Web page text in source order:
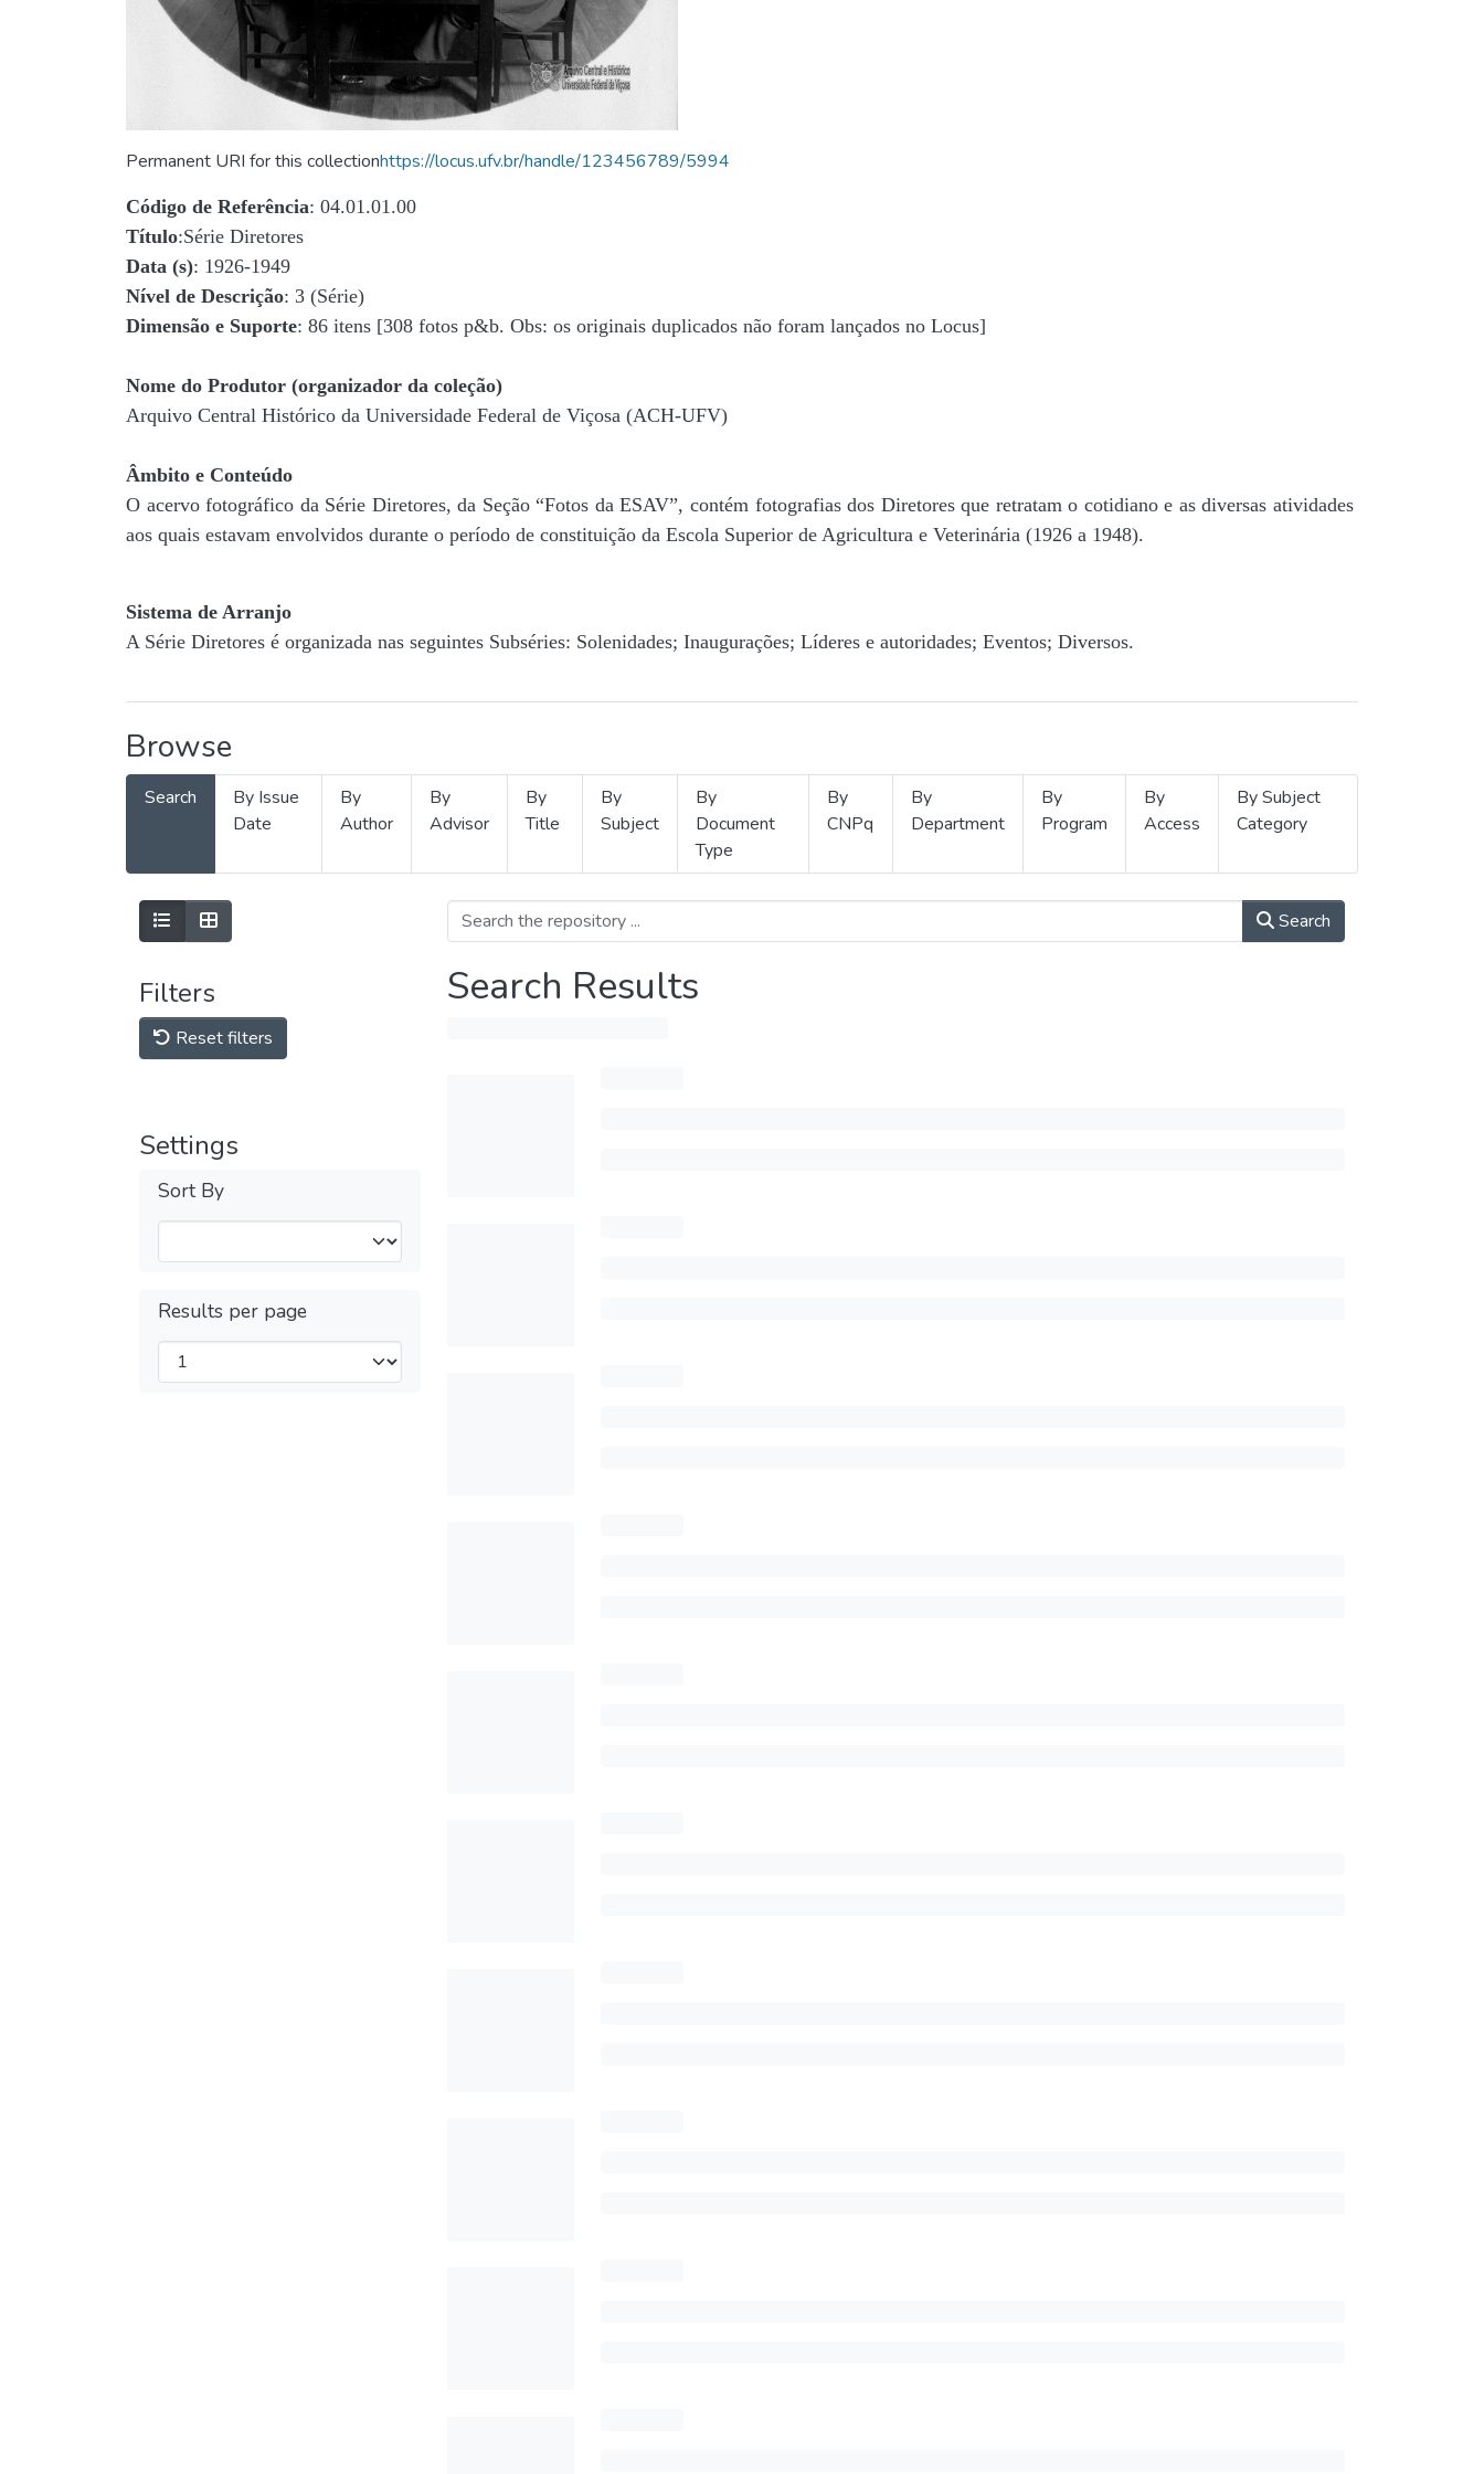
Permanent URI for this collectionhttps://locus.ufv.br/handle/123456789/5994
Código de Referência: 04.01.01.00
Título:Série Diretores
Data (s): 1926-1949
Nível de Descrição: 3 (Série)
Dimensão e Suporte: 86 itens [308 fotos p&b. Obs: os originais duplicados não foram lançados no Locus]
Nome do Produtor (organizador da coleção)
Arquivo Central Histórico da Universidade Federal de Viçosa (ACH-UFV)
Âmbito e Conteúdo
O acervo fotográfico da Série Diretores, da Seção “Fotos da ESAV”, contém fotografias dos Diretores que retratam o cotidiano e as diversas atividades
aos quais estavam envolvidos durante o período de constituição da Escola Superior de Agricultura e Veterinária (1926 a 1948).
Sistema de Arranjo
A Série Diretores é organizada nas seguintes Subséries: Solenidades; Inaugurações; Líderes e autoridades; Eventos; Diversos.
Browse
Search
By Issue
Date
By
Author
By
Advisor
By
Title
By
Subject
By
Document
Type
By
CNPq
By
Department
By
Program
By
Access
By Subject
Category
Filters
Reset filters
Settings
Sort By
Results per page
Search
Search Results